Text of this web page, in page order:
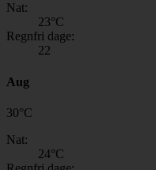
Nat:
23°C
Regnfri dage:
22
Aug
30°C
Nat:
24°C